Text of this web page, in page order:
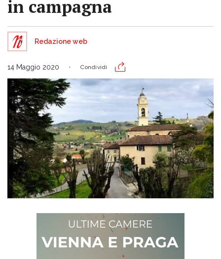
in campagna
Redazione web
14 Maggio 2020 Condividi